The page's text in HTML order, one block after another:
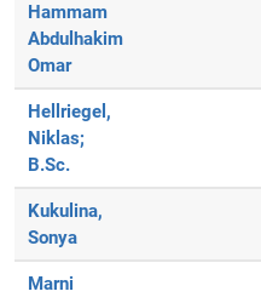
Hammam
Abdulhakim
Omar
Hellriegel,
Niklas;
B.Sc.
Kukulina,
Sonya
Marni